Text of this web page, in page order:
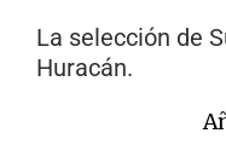
La selección de
Huracán.